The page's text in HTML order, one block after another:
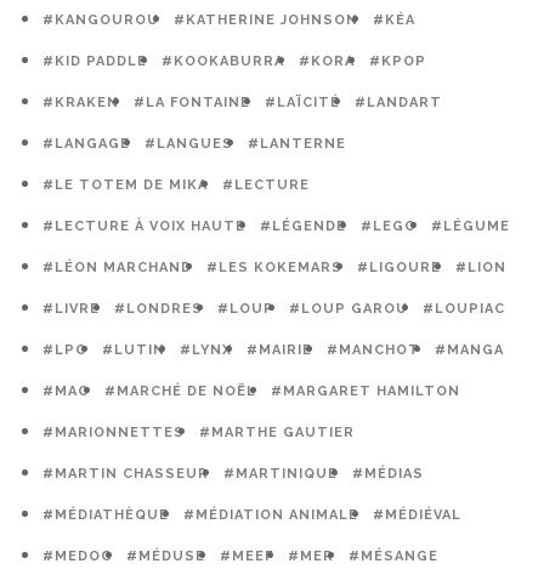
#KANGOUROU #KATHERINE JOHNSON #KÉA
#KID PADDLE #KOOKABURRA #KORA #KPOP
#KRAKEN #LA FONTAINE #LAÏCITÉ #LANDART
#LANGAGE #LANGUES #LANTERNE
#LE TOTEM DE MIKA #LECTURE
#LECTURE À VOIX HAUTE #LÉGENDE #LEGO #LÉGUME
#LÉON MARCHAND #LES KOKEMARS #LIGOURE #LION
#LIVRE #LONDRES #LOUP #LOUP GAROU #LOUPIAC
#LPO #LUTIN #LYNX #MAIRIE #MANCHOT #MANGA
#MAO #MARCHÉ DE NOËL #MARGARET HAMILTON
#MARIONNETTES #MARTHE GAUTIER
#MARTIN CHASSEUR #MARTINIQUE #MÉDIAS
#MÉDIATHÈQUE #MÉDIATION ANIMALE #MÉDIÉVAL
#MEDOC #MÉDUSE #MEEF #MER #MÉSANGE